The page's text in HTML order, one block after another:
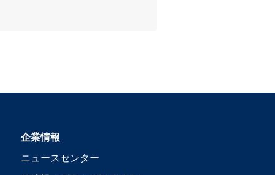
企業情報
ニュースセンター